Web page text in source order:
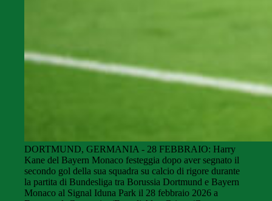
DORTMUND, GERMANIA - 28 FEBBRAIO: Harry
Kane del Bayern Monaco festeggia dopo aver segnato il
secondo gol della sua squadra su calcio di rigore durante
la partita di Bundesliga tra Borussia Dortmund e Bayern
Monaco al Signal Iduna Park il 28 febbraio 2026 a